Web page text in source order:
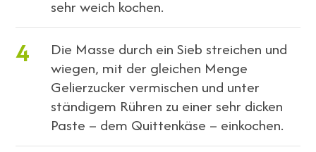
sehr weich kochen.
4
Die Masse durch ein Sieb streichen und
wiegen, mit der gleichen Menge
Gelierzucker vermischen und unter
ständigem Rühren zu einer sehr dicken
Paste – dem Quittenkäse – einkochen.